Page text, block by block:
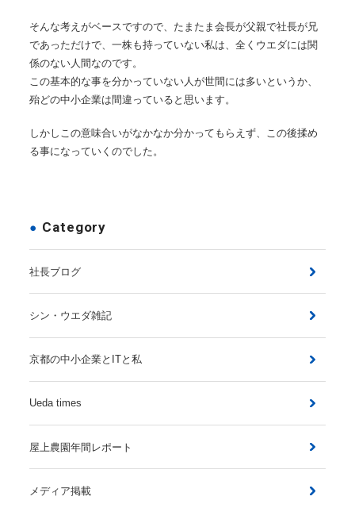
そんな考えがベースですので、たまたま会長が父親で社長が兄
であっただけで、一株も持っていない私は、全くウエダには関
係のない人間なのです。
この基本的な事を分かっていない人が世間には多いというか、
殆どの中小企業は間違っていると思います。
しかしこの意味合いがなかなか分かってもらえず、この後揉め
る事になっていくのでした。
Category
社長ブログ
シン・ウエダ雑記
京都の中小企業とITと私
Ueda times
屋上農園年間レポート
メディア掲載